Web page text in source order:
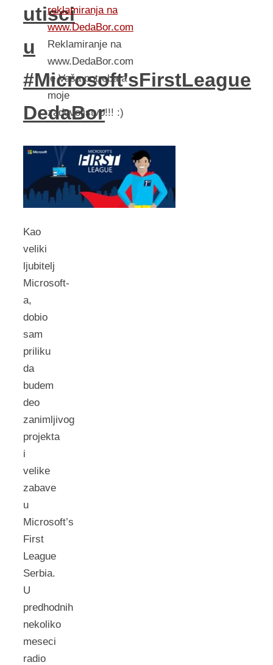
utisci
u
#Microsoft’sFirstLeague
DedaBor
Kao
veliki
ljubitelj
Microsoft-
a,
dobio
sam
priliku
da
budem
deo
zanimljivog
projekta
i
velike
zabave
u
Microsoft’s
First
League
Serbia.
U
predhodnih
nekoliko
meseci
radio
reklamiranja na
www.DedaBor.com
Reklamiranje na
www.DedaBor.com
je Vaša potreba a
moje
zadovoljstvo!!! :)